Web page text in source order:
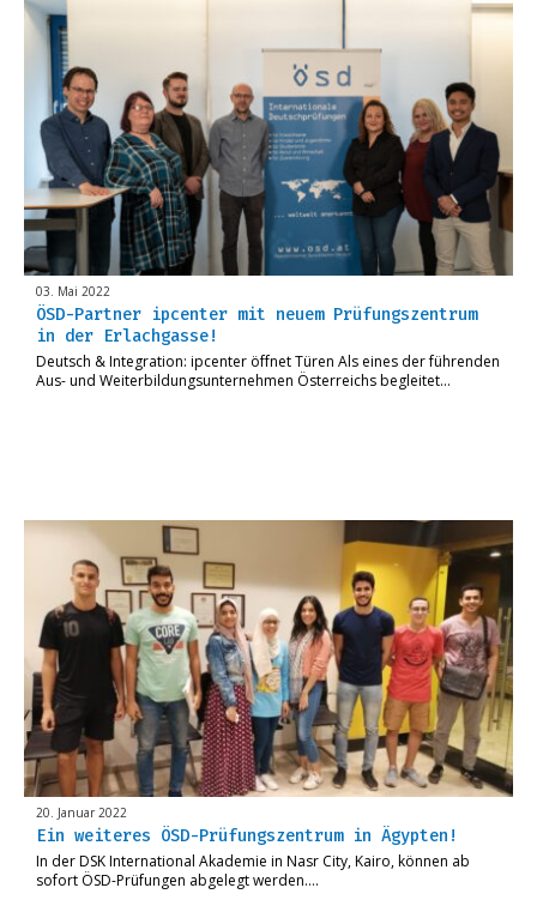
03. Mai 2022
ÖSD-Partner ipcenter mit neuem Prüfungszentrum
in der Erlachgasse!
Deutsch & Integration: ipcenter öffnet Türen Als eines der führenden
Aus- und Weiterbildungsunternehmen Österreichs begleitet…
20. Januar 2022
Ein weiteres ÖSD-Prüfungszentrum in Ägypten!
In der DSK International Akademie in Nasr City, Kairo, können ab
sofort ÖSD-Prüfungen abgelegt werden….